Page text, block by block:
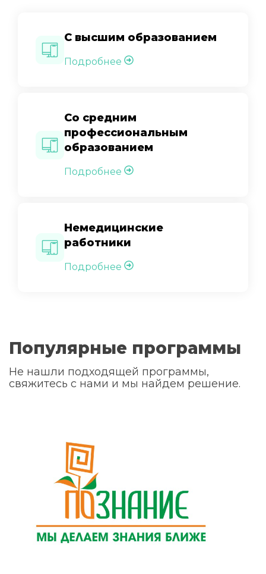
С высшим образованием
Подробнее
Со средним
профессиональным
образованием
Подробнее
Немедицинские
работники
Подробнее
Популярные программы
Не нашли подходящей программы,
свяжитесь с нами и мы найдем решение.